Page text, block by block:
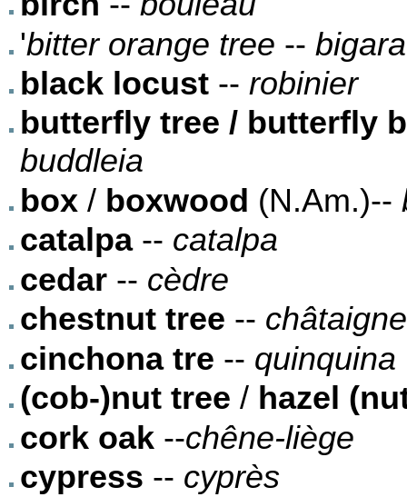
'bitter orange tree --
black locust -- robinier
butterfly tree / butterfly
buddleia
box / boxwood (N.Am.)--
catalpa-- catalpa
cedar -- cèdre
chestnut tree --
cinchona tre -- quinquina
(cob-)nut tree / hazel
cork oak --chêne-liège
cypress -- cyprès